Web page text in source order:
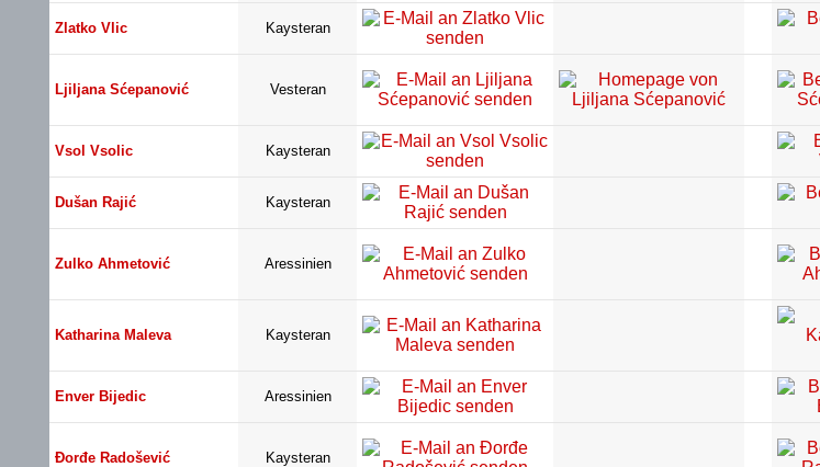
Zlatko Vlic Kaysteran
Ljiljana Sćepanović Vesteran
Vsol Vsolic Kaysteran
Dušan Rajić Kaysteran
Zulko Ahmetović Aressinien
Katharina Maleva Kaysteran
Enver Bijedic Aressinien
Đorđe Radošević Kaysteran